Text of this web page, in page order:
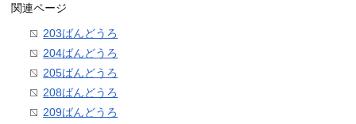
関連ページ
203ばんどうろ
204ばんどうろ
205ばんどうろ
208ばんどうろ
209ばんどうろ